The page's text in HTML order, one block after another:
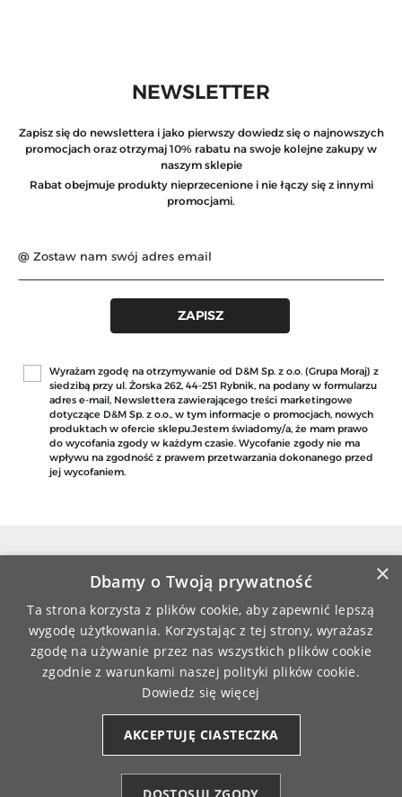
NEWSLETTER
Zapisz się do newslettera i jako pierwszy dowiedz się o najnowszych
promocjach oraz otrzymaj 10% rabatu na swoje kolejne zakupy w
naszym sklepie
Rabat obejmuje produkty nieprzecenione i nie łączy się z innymi
promocjami.
Wyrażam zgodę na otrzymywanie od D&M Sp. z o.o. (Grupa Moraj) z
siedzibą przy ul. Żorska 262, 44-251 Rybnik, na podany w formularzu
adres e-mail, Newslettera zawierającego treści marketingowe
dotyczące D&M Sp. z o.o., w tym informacje o promocjach, nowych
produktach w ofercie sklepu.Jestem świadomy/a, że mam prawo
do wycofania zgody w każdym czasie. Wycofanie zgody nie ma
wpływu na zgodność z prawem przetwarzania dokonanego przed
jej wycofaniem.
DARMOWA WYSYŁKA
PRZY ZAMÓWIENIU JUŻ OD 149 ZŁ
ZAMÓWIENIA REALIZOWANE
SĄ FIRMĄ KURIERSKĄ
×
Dbamy o Twoją prywatność
Ta strona korzysta z plików cookie, aby zapewnić lepszą
wygodę użytkowania. Korzystając z tej strony, wyrażasz
zgodę na używanie przez nas wszystkich plików cookie
zgodnie z warunkami naszej polityki plików cookie.
Dowiedz się więcej
AKCEPTUJĘ CIASTECZKA